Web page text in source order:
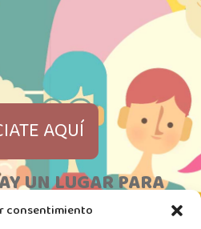
consentimiento
AQUÍ
UN LUGAR PARA
DE VOSOTRAS